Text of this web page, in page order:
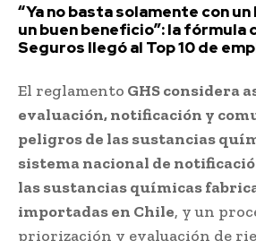
“Ya no basta solamente con
un buen beneficio”: la fórmula
Seguros llegó al Top 10 de
El reglamento GHS considera
evaluación, notificación y
peligros de las sustancias
sistema nacional de
las sustancias químicas
importadas en Chile, y un
priorización y evaluación de